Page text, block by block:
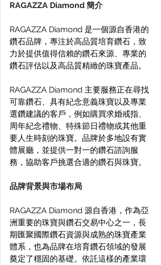
RAGAZZA Diamond 簡介
RAGAZZA Diamond 是一個源自香港的
鑽石品牌，專注於高品質培育鑽石，致
力於提供值得信賴的鑽石來源、專業的
鑽石評估以及高品質精緻的珠寶產品。
RAGAZZA Diamond 主要服務正在尋找
可靠鑽石、具有紀念意義珠寶以及專業
選鑽建議的客戶，例如購買求婚戒指、
周年紀念禮物、特殊節日禮物或其他重
要人生時刻的珠寶。品牌於多地設有實
體展廳，並提供一對一的鑽石諮詢服
務，協助客戶挑選合適的鑽石與珠寶。
品牌背景與市場布局
RAGAZZA Diamond 源自香港，作為亞
洲重要的珠寶與鑽石交易中心之一，長
期匯聚國際鑽石資源與成熟的珠寶產業
體系，也為品牌在培育鑽石領域的發展
奠定了穩固的基礎。依託這樣的產業環